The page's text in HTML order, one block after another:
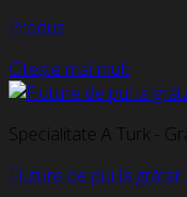
Produs
Citește mai mult
Specialitate A Turk -
Fluture de pui la